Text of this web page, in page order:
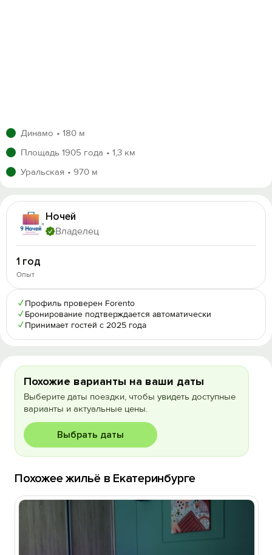
Динамо
180 м
Площадь 1905 года
1,3 км
Уральская
970 м
Ночей
Владелец
1 год
Опыт
✓ Профиль проверен Forento
✓ Бронирование подтверждается автоматически
✓ Принимает гостей с 2025 года
Похожие варианты на ваши даты
Выберите даты поездки, чтобы увидеть доступные
варианты и актуальные цены.
Выбрать даты
Похожее жильё в Екатеринбурге